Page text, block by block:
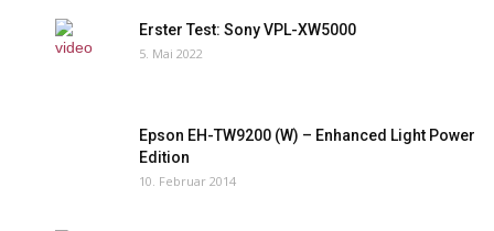
Erster Test: Sony VPL-XW5000
5. Mai 2022
Epson EH-TW9200 (W) – Enhanced Light Power
Edition
10. Februar 2014